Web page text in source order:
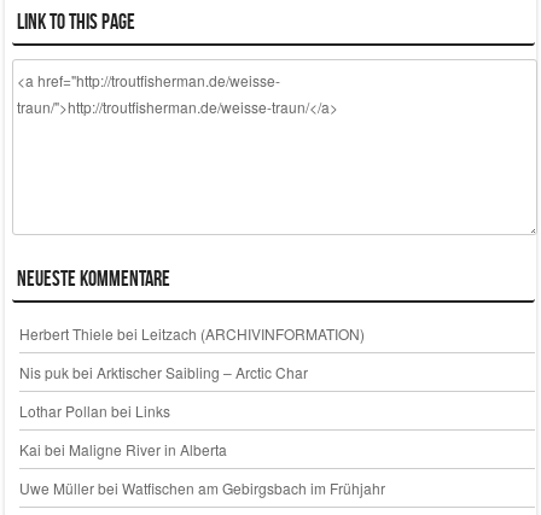
Link to this page
Neueste Kommentare
Herbert Thiele bei Leitzach (ARCHIVINFORMATION)
Nis pukbei Arktischer Saibling – Arctic Char
Lothar Pollan bei Links
Kai bei Maligne River in Alberta
Uwe Müllerbei Watfischen am Gebirgsbach im Frühjahr